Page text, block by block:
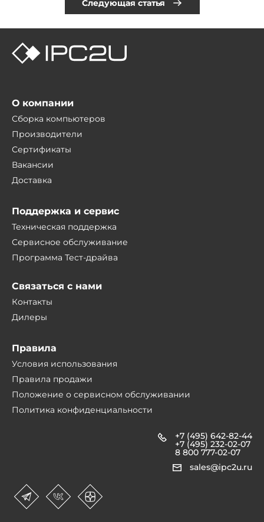
Следующая статья
+7 (495) 642-82-44
+7 (495) 232-02-07
8 800 777-02-07
sales@ipc2u.ru
О компании
Сборка компьютеров
Производители
Сертификаты
Вакансии
Доставка
Поддержка и сервис
Техническая поддержка
Сервисное обслуживание
Программа Тест-драйва
Связаться с нами
Контакты
Дилеры
Правила
Условия использования
Правила продажи
Положение о сервисном обслуживании
Политика конфиденциальности